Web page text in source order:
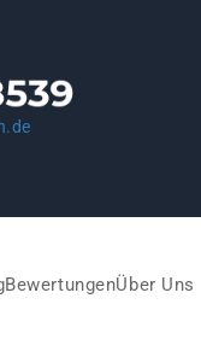
BewertungenÜber Uns